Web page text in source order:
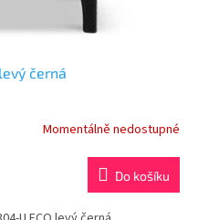
černá
Momentálně nedostupné
Do košíku